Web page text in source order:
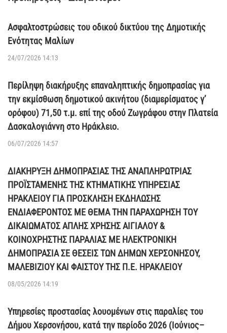
Ασφαλτοστρώσεις του οδικού δικτύου της Δημοτικής
Ενότητας Μαλίων
24/07/2026 14:13
Περίληψη διακήρυξης επαναληπτικής δημοπρασίας για
την εκμίσθωση δημοτικού ακινήτου (διαμερίσματος γ’
ορόφου) 71,50 τ.μ. επί της οδού Ζωγράφου στην Πλατεία
Δασκαλογιάννη στο Ηράκλειο.
06/07/2026 14:57
ΔΙΑΚΗΡΥΞΗ ΔΗΜΟΠΡΑΣΙΑΣ ΤΗΣ ΑΝΑΠΛΗΡΩΤΡΙΑΣ
ΠΡΟΪΣΤΑΜΕΝΗΣ ΤΗΣ ΚΤΗΜΑΤΙΚΗΣ ΥΠΗΡΕΣΙΑΣ
ΗΡΑΚΛΕΙΟΥ ΓΙΑ ΠΡΟΣΚΛΗΣΗ ΕΚΔΗΛΩΣΗΣ
ΕΝΔΙΑΦΕΡΟΝΤΟΣ ΜΕ ΘΕΜΑ ΤΗΝ ΠΑΡΑΧΩΡΗΣΗ ΤΟΥ
ΔΙΚΑΙΩΜΑΤΟΣ ΑΠΛΗΣ ΧΡΗΣΗΣ ΑΙΓΙΑΛΟΥ &
ΚΟΙΝΟΧΡΗΣΤΗΣ ΠΑΡΑΛΙΑΣ ΜΕ ΗΛΕΚΤΡΟΝΙΚΗ
ΔΗΜΟΠΡΑΣΙΑ ΣΕ ΘΕΣΕΙΣ ΤΩΝ ΔΗΜΩΝ ΧΕΡΣΟΝΗΣΟΥ,
ΜΑΛΕΒΙΖΙΟΥ ΚΑΙ ΦΑΙΣΤΟΥ ΤΗΣ Π.Ε. ΗΡΑΚΛΕΙΟΥ
08/05/2026 14:19
Υπηρεσίες προστασίας λουομένων στις παραλίες του
Δήμου Χερσονήσου, κατά την περίοδο 2026 (Ιούνιος–